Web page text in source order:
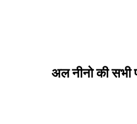
अल नीनो की सभी